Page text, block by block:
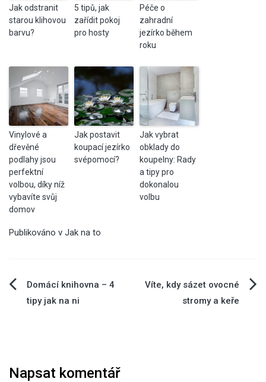
Jak odstranit
starou klihovou
barvu?
5 tipů, jak
zařídit pokoj
pro hosty
Péče o
zahradní
jezírko během
roku
Vinylové a
dřevěné
podlahy jsou
perfektní
volbou, díky níž
vybavíte svůj
domov
Jak postavit
koupací jezírko
svépomocí?
Jak vybrat
obklady do
koupelny: Rady
a tipy pro
dokonalou
volbu
Publikováno v Jak na to
Navigace
Domácí knihovna – 4
tipy jak na ni
Víte, kdy sázet ovocné
stromy a keře
Napsat komentář